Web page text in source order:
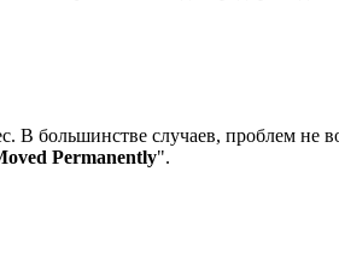
В большинстве случаев, проблем
Permanently".